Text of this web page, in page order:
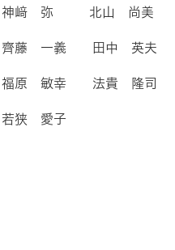
﨑 弥 北山 尚美
藤 一義 田中 英夫
原 敏幸 法貴 隆司
狭 愛子